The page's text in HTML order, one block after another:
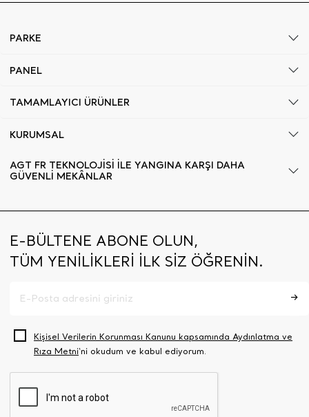
PARKE
PANEL
TAMAMLAYICI ÜRÜNLER
KURUMSAL
AGT FR TEKNOLOJİSİ İLE YANGINA KARŞI DAHA
GÜVENLİ MEKÂNLAR
E-BÜLTENE ABONE OLUN,
TÜM YENİLİKLERİ İLK SİZ ÖĞRENİN.
Kişisel Verilerin Korunması Kanunu kapsamında Aydınlatma ve
Rıza Metni‘ni okudum ve kabul ediyorum.